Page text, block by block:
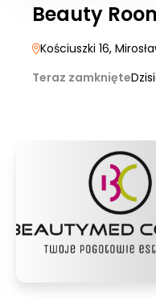
Beauty
Kościuszki 16,
Teraz zamknięte